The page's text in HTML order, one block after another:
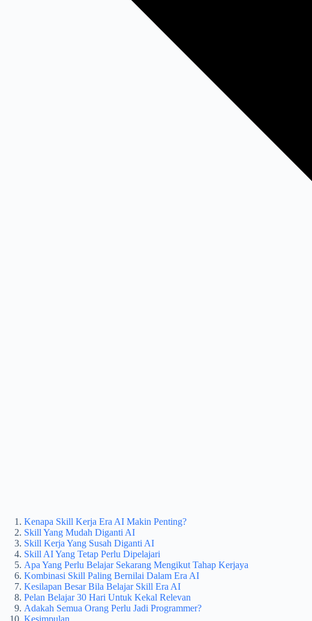
Kenapa Skill Kerja Era AI Makin Penting?
Skill Yang Mudah Diganti AI
Skill Kerja Yang Susah Diganti AI
Skill AI Yang Tetap Perlu Dipelajari
Apa Yang Perlu Belajar Sekarang Mengikut Tahap Kerjaya
Kombinasi Skill Paling Bernilai Dalam Era AI
Kesilapan Besar Bila Belajar Skill Era AI
Pelan Belajar 30 Hari Untuk Kekal Relevan
Adakah Semua Orang Perlu Jadi Programmer?
Kesimpulan